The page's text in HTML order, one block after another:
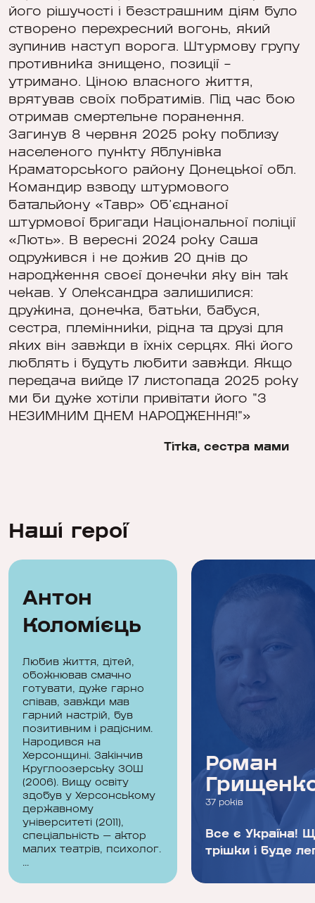
його рішучості і безстрашним діям було
створено перехресний вогонь, який
зупинив наступ ворога. Штурмову групу
противника знищено, позиції –
утримано. Ціною власного життя,
врятував своїх побратимів. Під час бою
отримав смертельне поранення.
Загинув 8 червня 2025 року поблизу
населеного пункту Яблунівка
Краматорського району Донецької обл.
Командир взводу штурмового
батальйону «Тавр» Об’єднаної
штурмової бригади Національної поліції
«Лють». В вересні 2024 року Саша
одружився і не дожив 20 днів до
народження своєї донечки яку він так
чекав. У Олександра залишилися:
дружина, донечка, батьки, бабуся,
сестра, племінники, рідна та друзі для
яких він завжди в їхніх серцях. Які його
люблять і будуть любити завжди. Якщо
передача вийде 17 листопада 2025 року
ми би дуже хотіли привітати його "З
НЕЗИМНИМ ДНЕМ НАРОДЖЕННЯ!"»
Тітка, сестра мами
Наші герої
Антон
Коломієць
34 роки
- Хто як не я? Все
буде добре! І нехай
все буде гаразд!
Антон
Коломієць
Любив життя, дітей,
обожнював смачно
готувати, дуже гарно
співав, завжди мав
гарний настрій, був
позитивним і радісним.
Народився на
Херсонщині. Закінчив
Круглоозерську ЗОШ
(2006). Вищу освіту
здобув у Херсонському
державному
університеті (2011),
спеціальність — актор
малих театрів, психолог.
...
Роман
37 років
Все є Україна!
трішки і буде